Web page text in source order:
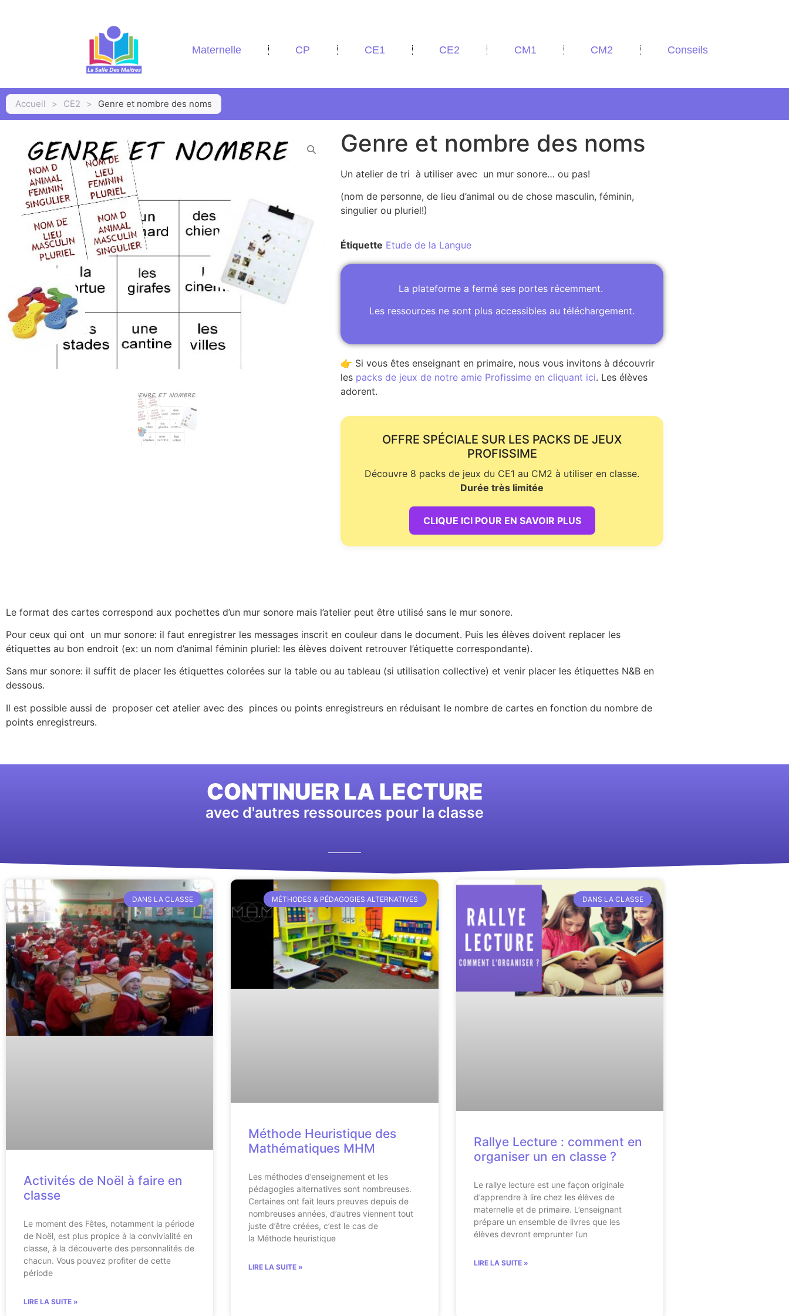
Maternelle CP CE1 CE2 CM1 CM2 Conseils
Accueil > CE2 > Genre et nombre des noms
Genre et nombre des noms
Un atelier de tri à utiliser avec un mur sonore… ou pas!
(nom de personne, de lieu d’animal ou de chose masculin, féminin,
singulier ou pluriel!)
Étiquette Etude de la Langue
La plateforme a fermé ses portes récemment.
Les ressources ne sont plus accessibles au téléchargement.
👉 Si vous êtes enseignant en primaire, nous vous invitons à découvrir
les packs de jeux de notre amie Profissime en cliquant ici. Les élèves
adorent.
OFFRE SPÉCIALE SUR LES PACKS DE JEUX
PROFISSIME
Découvre 8 packs de jeux du CE1 au CM2 à utiliser en classe.
Durée très limitée
CLIQUE ICI POUR EN SAVOIR PLUS
Le format des cartes correspond aux pochettes d’un mur sonore mais l’atelier peut être utilisé sans le mur sonore.
Pour ceux qui ont un mur sonore: il faut enregistrer les messages inscrit en couleur dans le document. Puis les élèves doivent replacer les
étiquettes au bon endroit (ex: un nom d’animal féminin pluriel: les élèves doivent retrouver l’étiquette correspondante).
Sans mur sonore: il suffit de placer les étiquettes colorées sur la table ou au tableau (si utilisation collective) et venir placer les étiquettes N&B en
dessous.
Il est possible aussi de proposer cet atelier avec des pinces ou points enregistreurs en réduisant le nombre de cartes en fonction du nombre de
points enregistreurs.
CONTINUER LA LECTURE
avec d'autres ressources pour la classe
DANS LA CLASSE
Activités de Noël à faire en
classe
Le moment des Fêtes, notamment la période
de Noël, est plus propice à la convivialité en
classe, à la découverte des personnalités de
chacun. Vous pouvez profiter de cette
période
LIRE LA SUITE »
MÉTHODES & PÉDAGOGIES ALTERNATIVES
Méthode Heuristique des
Mathématiques MHM
Les méthodes d’enseignement et les
pédagogies alternatives sont nombreuses.
Certaines ont fait leurs preuves depuis de
nombreuses années, d’autres viennent tout
juste d’être créées, c’est le cas de
la Méthode heuristique
LIRE LA SUITE »
DANS LA CLASSE
Rallye Lecture : comment en
organiser un en classe ?
Le rallye lecture est une façon originale
d’apprendre à lire chez les élèves de
maternelle et de primaire. L’enseignant
prépare un ensemble de livres que les
élèves devront emprunter l’un
LIRE LA SUITE »